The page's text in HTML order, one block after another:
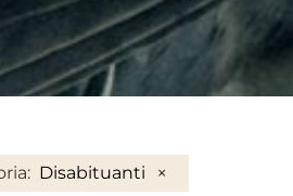
: Disabituanti ×